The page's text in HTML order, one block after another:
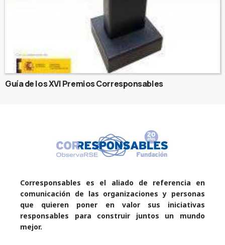
Guía de los XVI Premios Corresponsables
Corresponsables es el aliado de referencia en
comunicación de las organizaciones y personas
que quieren poner en valor sus iniciativas
responsables para construir juntos un mundo
mejor.